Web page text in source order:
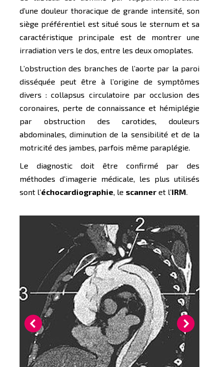
d’une douleur thoracique de grande intensité, son
siège préférentiel est situé sous le sternum et sa
caractéristique principale est de montrer une
irradiation vers le dos, entre les deux omoplates.
L’obstruction des branches de l’aorte par la paroi
disséquée peut être à l’origine de symptômes
divers : collapsus circulatoire par occlusion des
coronaires, perte de connaissance et hémiplégie
par obstruction des carotides, douleurs
abdominales, diminution de la sensibilité et de la
motricité des jambes, parfois même paraplégie.
Le diagnostic doit être confirmé par des
méthodes d’imagerie médicale, les plus utilisés
sont l’échocardiographie, le scanner et l’IRM.